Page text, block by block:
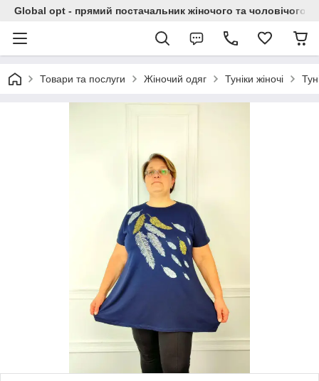
Global opt - прямий постачальник жіночого та чоловічого
Товари та послуги Жіночий одяг Туніки жіночі